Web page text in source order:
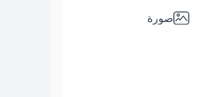
صورة